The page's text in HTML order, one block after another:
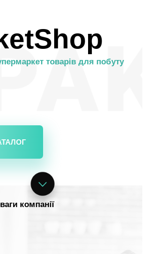
товарів для побуту
компанії